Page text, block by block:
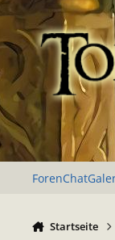
Zu Inhalt springen
ForenChat
Startseite